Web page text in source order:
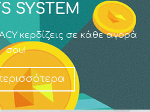
SYSTEM
κερδίζεις σε κάθε αγορά
σου!